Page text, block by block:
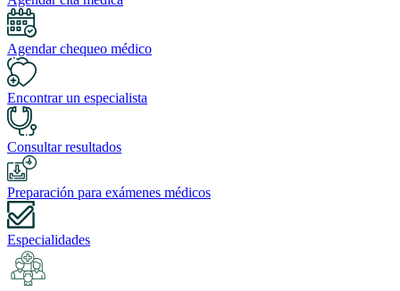
Agendar chequeo médico
Encontrar un especialista
Consultar resultados
Preparación para exámenes médicos
Especialidades